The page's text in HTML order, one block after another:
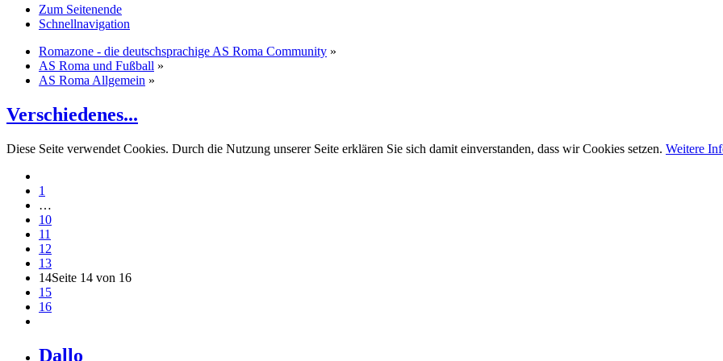
Zum Seitenende
Schnellnavigation
Romazone - die deutschsprachige AS Roma Community »
AS Roma und Fußball »
AS Roma Allgemein »
Verschiedenes...
Diese Seite verwendet Cookies. Durch die Nutzung unserer Seite erklären Sie sich damit einverstanden, dass wir Cookies setzen. Weitere
1
…
10
11
12
13
14Seite 14 von 16
15
16
Dallo